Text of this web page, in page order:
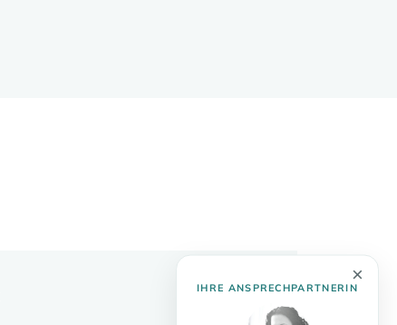
×
IHRE ANSPRECHPARTNERIN